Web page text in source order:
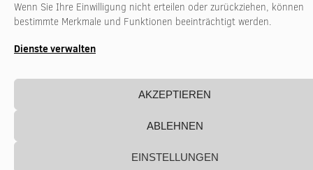
Wenn Sie Ihre Einwilligung nicht erteilen oder zurückziehen, können
bestimmte Merkmale und Funktionen beeinträchtigt werden.
Dienste verwalten
AKZEPTIEREN
ABLEHNEN
EINSTELLUNGEN